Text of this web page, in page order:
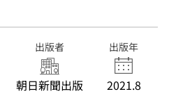
出版者
朝日新聞出版
出版年
2021.8